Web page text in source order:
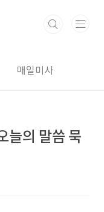
매일미사
의 말씀 묵